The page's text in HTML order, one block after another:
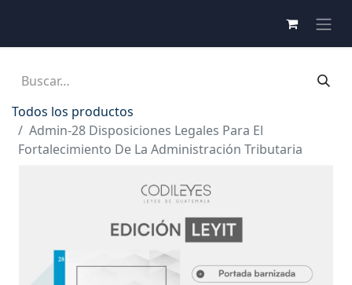
Todos los productos
Admin-28 Disposiciones Legales Para El
Fortalecimiento De La Administración Tributaria